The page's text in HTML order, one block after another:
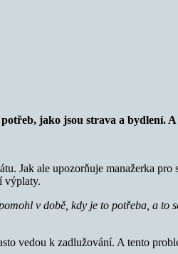
jako jsou strava a bydlení.
Jak ale upozorňuje manažerka
výplaty.
v době, kdy je to potřeba, a to
vedou k zadlužování. A tento